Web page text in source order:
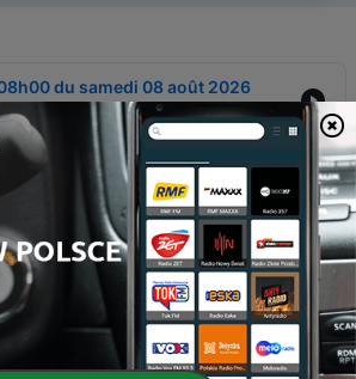
du samedi 08 août 2026
08h00 du dimanche 02 août 2026
du samedi 01 août 2026
08h00 du dimanche 26 juillet 2026